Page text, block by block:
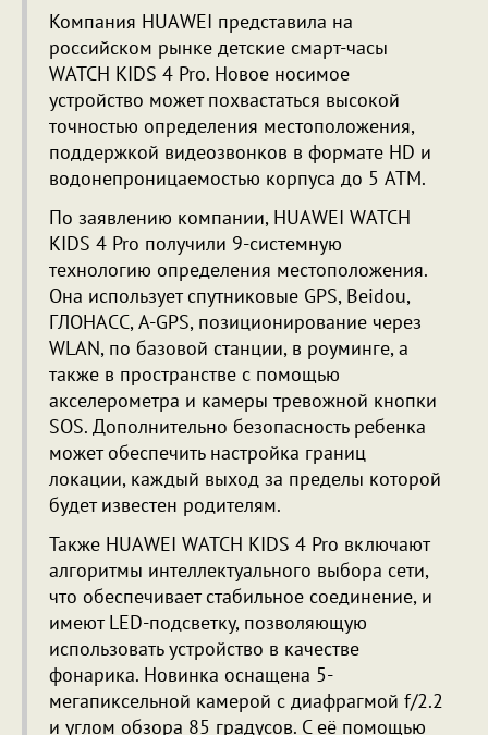
Компания HUAWEI представила на
российском рынке детские смарт-часы
WATCH KIDS 4 Pro. Новое носимое
устройство может похвастаться высокой
точностью определения местоположения,
поддержкой видеозвонков в формате HD и
водонепроницаемостью корпуса до 5 ATM.
По заявлению компании, HUAWEI WATCH
KIDS 4 Pro получили 9-системную
технологию определения местоположения.
Она использует спутниковые GPS, Beidou,
ГЛОНАСС, A-GPS, позиционирование через
WLAN, по базовой станции, в роуминге, а
также в пространстве с помощью
акселерометра и камеры тревожной кнопки
SOS. Дополнительно безопасность ребенка
может обеспечить настройка границ
локации, каждый выход за пределы которой
будет известен родителям.
Также HUAWEI WATCH KIDS 4 Pro включают
алгоритмы интеллектуального выбора сети,
что обеспечивает стабильное соединение, и
имеют LED-подсветку, позволяющую
использовать устройство в качестве
фонарика. Новинка оснащена 5-
мегапиксельной камерой с диафрагмой f/2.2
и углом обзора 85 градусов. С её помощью